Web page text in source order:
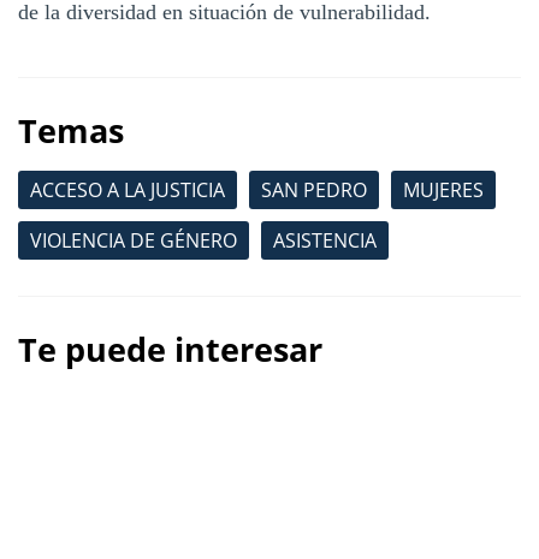
de la diversidad en situación de vulnerabilidad.
Temas
ACCESO A LA JUSTICIA SAN PEDRO
MUJERES
VIOLENCIA DE GÉNERO
ASISTENCIA
Te puede interesar